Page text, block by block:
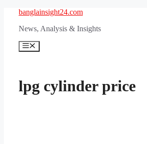
content
banglainsight24.com
News, Analysis & Insights
Menu
lpg cylinder price